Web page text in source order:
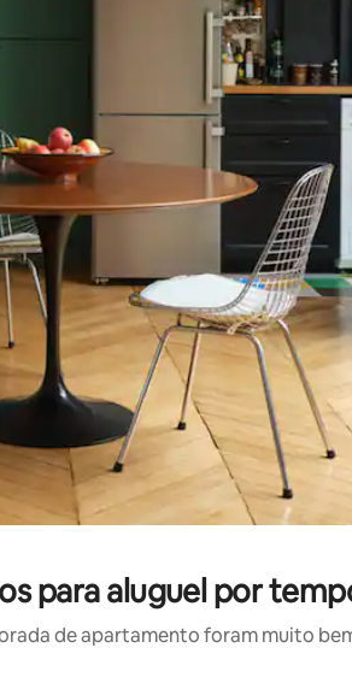
as seta para cima e para baixo do
para aluguel por
de apartamento foram muito